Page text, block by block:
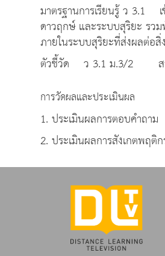
มาตรฐานการเรียนรู้ ว 3.1
ดาวฤกษ์ และระบบสุริยะ รว
ภายในระบบสุริยะที่ส่งผลต่อสิ่
ตัวชี้วัด ว 3.1 ม.3/2 สร้าง
การวัดผลและประเมินผล
1. ประเมินผลการตอบคำถาม
2. ประเมินผลการสังเกตพฤติ